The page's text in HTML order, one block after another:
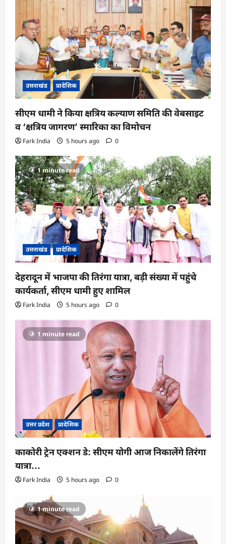
उत्तराखंड प्रादेशिक
सीएम धामी ने किया क्षत्रिय कल्याण समिति की वेबसाइट
व ‘क्षत्रिय जागरण’ स्मारिका का विमोचन
Fark India 5 hours ago 0
1 minute read
उत्तराखंड प्रादेशिक
देहरादून में भाजपा की तिरंगा यात्रा, बड़ी संख्या में पहुंचे
कार्यकर्ता, सीएम धामी हुए शामिल
Fark India 5 hours ago 0
1 minute read
उत्तर प्रदेश प्रादेशिक
काकोरी ट्रेन एक्शन डे: सीएम योगी आज निकालेंगे तिरंगा
यात्रा…
Fark India 5 hours ago 0
1 minute read